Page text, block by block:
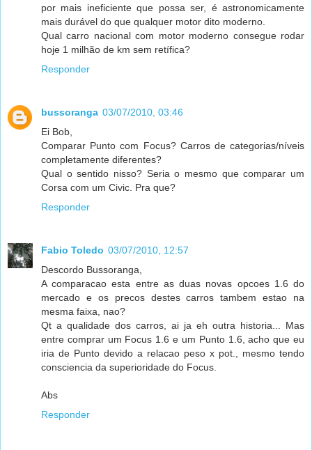
por mais ineficiente que possa ser, é astronomicamente
mais durável do que qualquer motor dito moderno.
Qual carro nacional com motor moderno consegue rodar
hoje 1 milhão de km sem retífica?
Responder
bussoranga 03/07/2010, 03:46
Ei Bob,
Comparar Punto com Focus? Carros de categorias/níveis
completamente diferentes?
Qual o sentido nisso? Seria o mesmo que comparar um
Corsa com um Civic. Pra que?
Responder
Fabio Toledo 03/07/2010, 12:57
Descordo Bussoranga,
A comparacao esta entre as duas novas opcoes 1.6 do
mercado e os precos destes carros tambem estao na
mesma faixa, nao?
Qt a qualidade dos carros, ai ja eh outra historia... Mas
entre comprar um Focus 1.6 e um Punto 1.6, acho que eu
iria de Punto devido a relacao peso x pot., mesmo tendo
consciencia da superioridade do Focus.
Abs
Responder